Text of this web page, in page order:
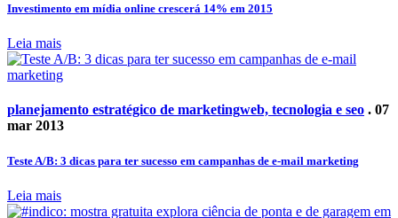
Investimento em mídia online crescerá 14% em 2015
Leia mais
planejamento estratégico de marketingweb, tecnologia e seo . 07
mar 2013
Teste A/B: 3 dicas para ter sucesso em campanhas de e-mail marketing
Leia mais